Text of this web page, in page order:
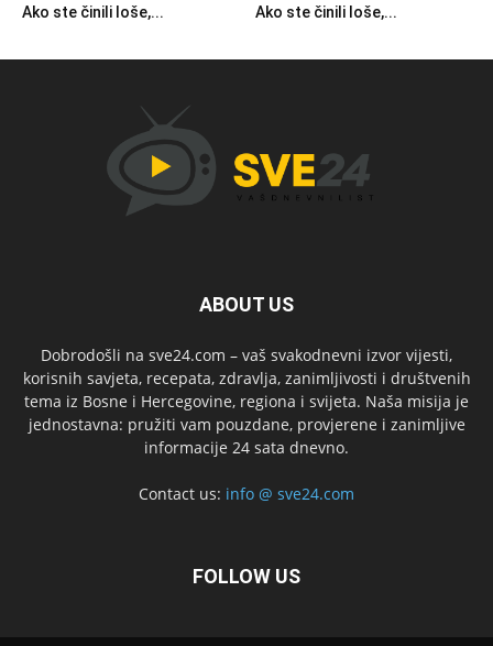
Ako ste činili loše,...
Ako ste činili loše,...
ABOUT US
Dobrodošli na sve24.com – vaš svakodnevni izvor vijesti,
korisnih savjeta, recepata, zdravlja, zanimljivosti i društvenih
tema iz Bosne i Hercegovine, regiona i svijeta. Naša misija je
jednostavna: pružiti vam pouzdane, provjerene i zanimljive
informacije 24 sata dnevno.
Contact us: info @ sve24.com
FOLLOW US